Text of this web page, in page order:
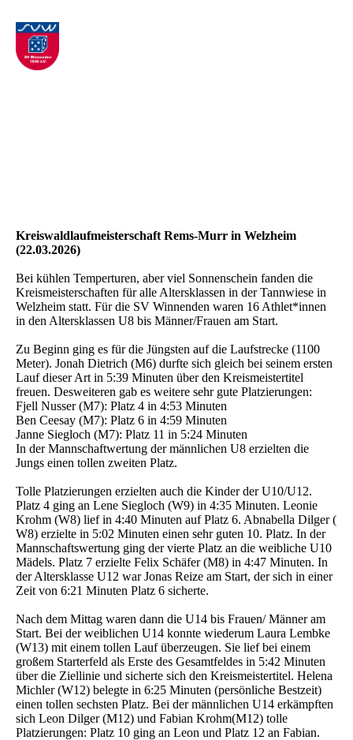
Kreiswaldlaufmeisterschaft Rems-Murr in Welzheim
(22.03.2026)
Bei kühlen Temperturen, aber viel Sonnenschein fanden die
Kreismeisterschaften für alle Altersklassen in der Tannwiese in
Welzheim statt. Für die SV Winnenden waren 16 Athlet*innen
in den Altersklassen U8 bis Männer/Frauen am Start.
Zu Beginn ging es für die Jüngsten auf die Laufstrecke (1100
Meter). Jonah Dietrich (M6) durfte sich gleich bei seinem ersten
Lauf dieser Art in 5:39 Minuten über den Kreismeistertitel
freuen. Desweiteren gab es weitere sehr gute Platzierungen:
Fjell Nusser (M7): Platz 4 in 4:53 Minuten
Ben Ceesay (M7): Platz 6 in 4:59 Minuten
Janne Siegloch (M7): Platz 11 in 5:24 Minuten
In der Mannschaftwertung der männlichen U8 erzielten die
Jungs einen tollen zweiten Platz.
Tolle Platzierungen erzielten auch die Kinder der U10/U12.
Platz 4 ging an Lene Siegloch (W9) in 4:35 Minuten. Leonie
Krohm (W8) lief in 4:40 Minuten auf Platz 6. Abnabella Dilger (
W8) erzielte in 5:02 Minuten einen sehr guten 10. Platz. In der
Mannschaftswertung ging der vierte Platz an die weibliche U10
Mädels. Platz 7 erzielte Felix Schäfer (M8) in 4:47 Minuten. In
der Altersklasse U12 war Jonas Reize am Start, der sich in einer
Zeit von 6:21 Minuten Platz 6 sicherte.
Nach dem Mittag waren dann die U14 bis Frauen/ Männer am
Start. Bei der weiblichen U14 konnte wiederum Laura Lembke
(W13) mit einem tollen Lauf überzeugen. Sie lief bei einem
großem Starterfeld als Erste des Gesamtfeldes in 5:42 Minuten
über die Ziellinie und sicherte sich den Kreismeistertitel. Helena
Michler (W12) belegte in 6:25 Minuten (persönliche Bestzeit)
einen tollen sechsten Platz. Bei der männlichen U14 erkämpften
sich Leon Dilger (M12) und Fabian Krohm(M12) tolle
Platzierungen: Platz 10 ging an Leon und Platz 12 an Fabian.